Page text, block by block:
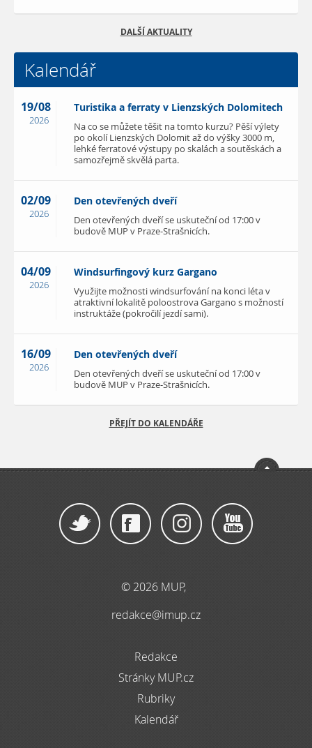
DALŠÍ AKTUALITY
Kalendář
19/08
2026
Turistika a ferraty v Lienzských Dolomitech
Na co se můžete těšit na tomto kurzu? Pěší výlety
po okolí Lienzských Dolomit až do výšky 3000 m,
lehké ferratové výstupy po skalách a soutěskách a
samozřejmě skvělá parta.
02/09
2026
Den otevřených dveří
Den otevřených dveří se uskuteční od 17:00 v
budově MUP v Praze-Strašnicích.
04/09
2026
Windsurfingový kurz Gargano
Využijte možnosti windsurfování na konci léta v
atraktivní lokalitě poloostrova Gargano s možností
instruktáže (pokročilí jezdí sami).
16/09
2026
Den otevřených dveří
Den otevřených dveří se uskuteční od 17:00 v
budově MUP v Praze-Strašnicích.
PŘEJÍT DO KALENDÁŘE
© 2026 MUP,
redakce@imup.cz
Redakce
Stránky MUP.cz
Rubriky
Kalendář